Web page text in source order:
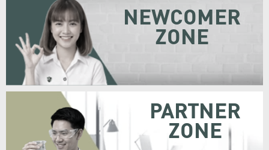
NEWCOMER
ZONE
PARTNER
ZONE